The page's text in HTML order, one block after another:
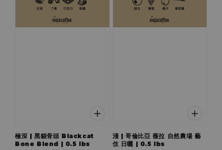
極深 | 黑貓骨頭 Blackcat
Bone Blend | 0.5 lbs
淺 | 哥倫比亞 薇拉 自然農場 藝
伎 日曬 | 0.5 lbs